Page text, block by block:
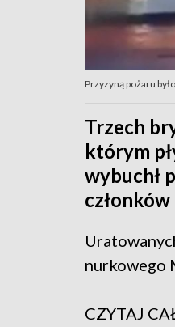
Przyzyną pożaru
Trzech
którym
wybuchł
członków
nurkowego
CZYTAJ